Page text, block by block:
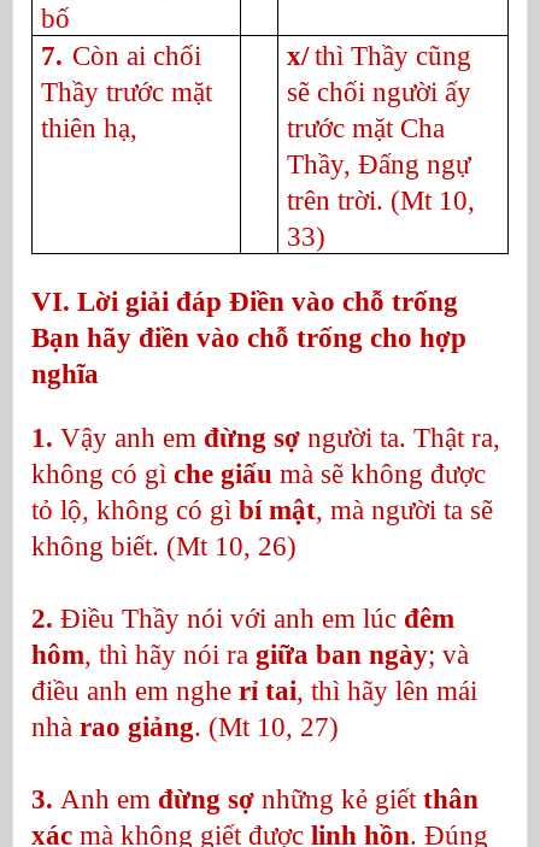
bố
7. Còn ai chối
Thầy trước mặt
thiên hạ,
x/ thì Thầy cũng
sẽ chối người ấy
trước mặt Cha
Thầy, Đấng ngự
trên trời. (Mt 10,
33)
VI. Lời giải đáp Điền vào chỗ trống
Bạn hãy điền vào chỗ trống cho hợp
nghĩa
1. Vậy anh em đừng sợ người ta. Thật ra,
không có gì che giấu mà sẽ không được
tỏ lộ, không có gì bí mật, mà người ta sẽ
không biết. (Mt 10, 26)
2. Điều Thầy nói với anh em lúc đêm
hôm, thì hãy nói ra giữa ban ngày; và
điều anh em nghe rỉ tai, thì hãy lên mái
nhà rao giảng. (Mt 10, 27)
3. Anh em đừng sợ những kẻ giết thân
xác mà không giết được linh hồn. Đúng